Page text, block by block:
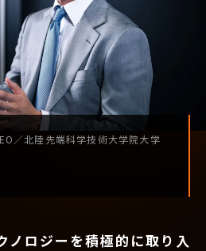
／北陸先端科学技術大学院大学
ノロジーを積極的に取り入